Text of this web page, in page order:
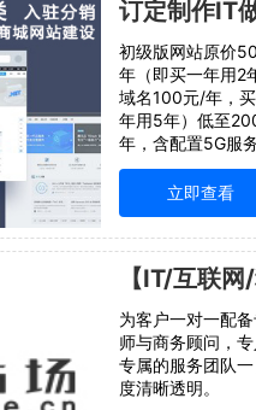
初级版网站原价
年（即买一年用2
域名100元/年，
年用5年）低至
年，含配置5G服
手机端，自动适
款式任选，不限
立即查看
为客户一对一配
师与商务顾问，
专属的服务团队
度清晰透明。